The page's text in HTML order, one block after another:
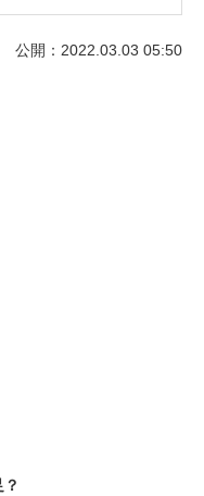
公開：2022.03.03 05:50